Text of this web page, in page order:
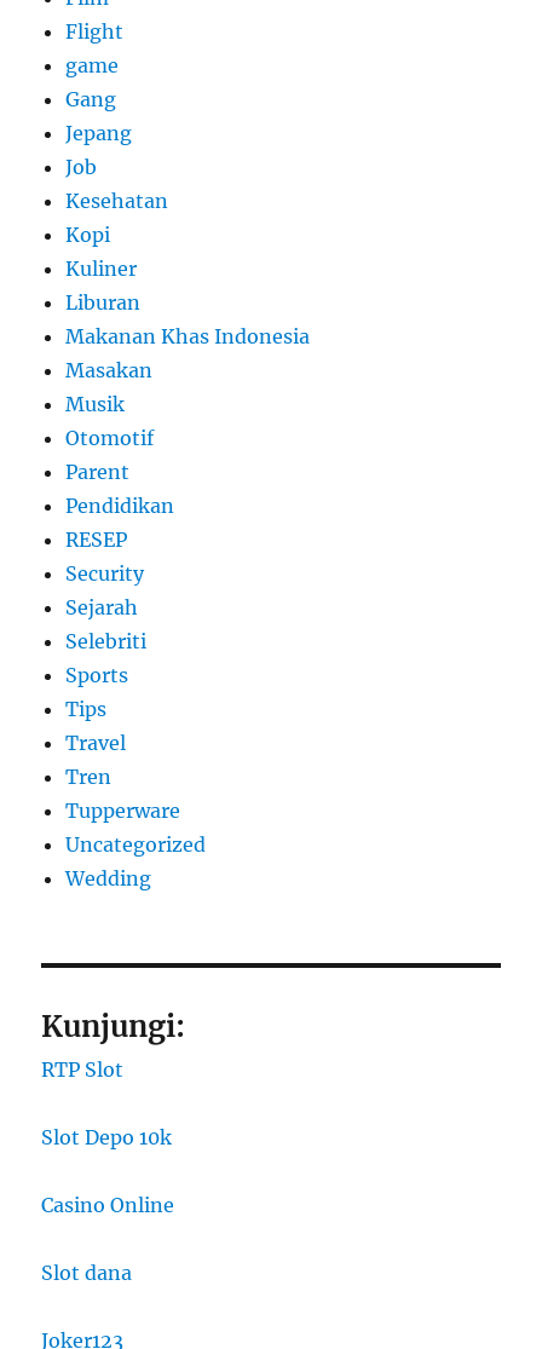
Flight
game
Gang
Jepang
Job
Kesehatan
Kopi
Kuliner
Liburan
Makanan Khas Indonesia
Masakan
Musik
Otomotif
Parent
Pendidikan
RESEP
Security
Sejarah
Selebriti
Sports
Tips
Travel
Tren
Tupperware
Uncategorized
Wedding
Kunjungi:
RTP Slot
Slot Depo 10k
Casino Online
Slot dana
Joker123